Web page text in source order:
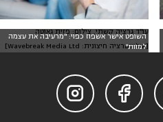
השופט אישר אשפוז כפוי: "מרעיבה את עצמה
למוות"
עו"ד גרציה קשתי, צילום: פזית גאוטה
[אילוסטרציה חיצונית: Wavebreak Media Ltd]

